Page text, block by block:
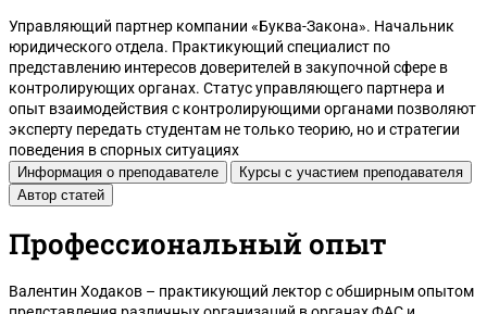
Тула
Управляющий партнер компании «Буква-Закона». Начальник
юридического отдела. Практикующий специалист по
представлению интересов доверителей в закупочной сфере в
контролирующих органах. Статус управляющего партнера и
опыт взаимодействия с контролирующими органами позволяют
эксперту передать студентам не только теорию, но и стратегии
поведения в спорных ситуациях
Информация о преподавателе
Курсы с участием преподавателя
Автор статей
Профессиональный опыт
Валентин Ходаков – практикующий лектор с обширным опытом